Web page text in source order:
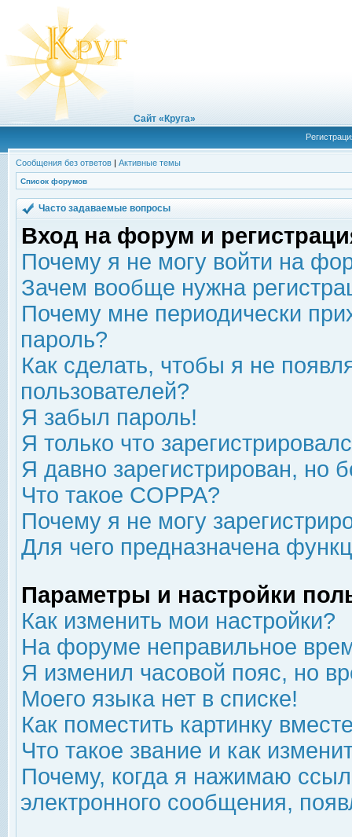
Сайт «Круга»
Сообщения без ответов | Активные темы
Список форумов
Часто задаваемые вопросы
Вход на форум и
Почему я не могу войти на
Зачем вообще нужна
Почему мне периодически
пароль?
Как сделать, чтобы я не
пользователей?
Я забыл пароль!
Я только что
Я давно зарегистрирован, но
Что такое COPPA?
Почему я не могу
Для чего предназначена
Параметры и настройки
Как изменить мои настройки?
На форуме неправильное
Я изменил часовой пояс, но
Моего языка нет в списке!
Как поместить картинку
Что такое звание и как
Почему, когда я нажимаю
электронного сообщения,